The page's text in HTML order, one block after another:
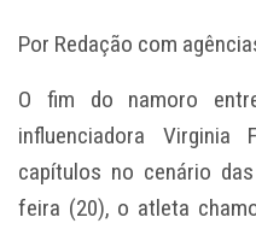
Por Redação com
O fim do namoro
influenciadora Virginia
capítulos no cenário
feira (20), o atleta